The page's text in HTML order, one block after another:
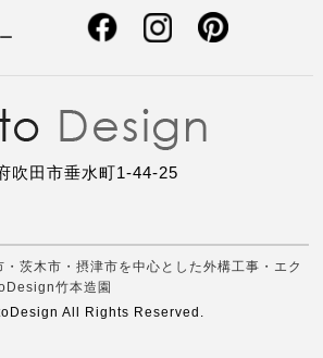
田市垂水町1-44-25
茨木市・摂津市を中心とした外構工事・エク
竹本造園
All Rights Reserved.